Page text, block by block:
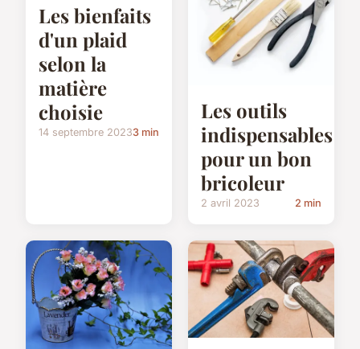
Les bienfaits
d'un plaid
selon la
matière
choisie
14 septembre 20233 min
Les outils
indispensables
pour un bon
bricoleur
2 avril 2023 2 min